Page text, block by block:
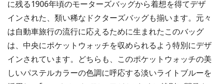
に残る1906年頃のモーターズバッグから着想を得てデザ
インされた、類い稀なドクターズバッグも揃います。元々
は自動車旅行の流行に応えるために生まれたこのバッグ
は、中央にポケットウォッチを収められるよう特別にデザ
インされています。どちらも、このポケットウォッチの美
しいパステルカラーの色調に呼応する淡いライトブルーを